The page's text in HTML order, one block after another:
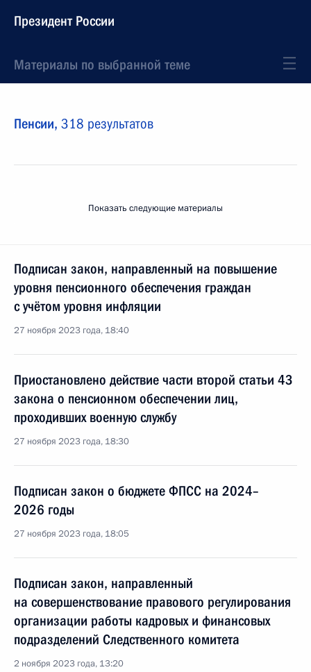
Президент России
Материалы по выбранной теме
Пенсии, 318 результатов
Показать следующие материалы
Подписан закон, направленный на повышение
уровня пенсионного обеспечения граждан
с учётом уровня инфляции
27 ноября 2023 года, 18:40
Приостановлено действие части второй статьи 43
закона о пенсионном обеспечении лиц,
проходивших военную службу
27 ноября 2023 года, 18:30
Подписан закон о бюджете ФПСС на 2024–
2026 годы
27 ноября 2023 года, 18:05
Подписан закон, направленный
на совершенствование правового регулирования
организации работы кадровых и финансовых
подразделений Следственного комитета
2 ноября 2023 года, 13:20